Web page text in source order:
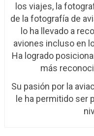
los viajes, la
de la fotografía de
lo ha llevado a
aviones incluso en
Ha logrado
más
Su pasión por la
le ha permitido ser